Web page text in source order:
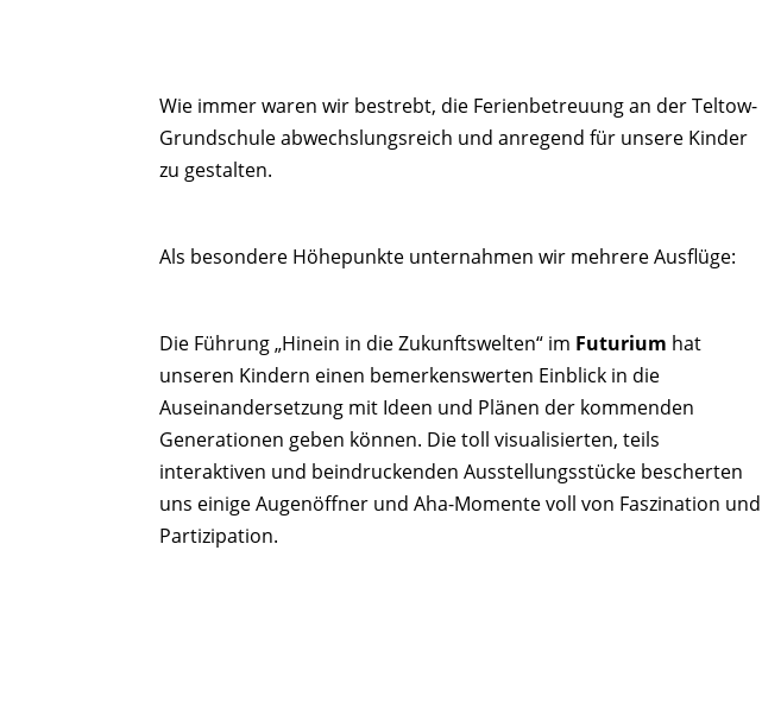
Wie immer waren wir bestrebt, die Ferienbetreuung an der Teltow-
Grundschule abwechslungsreich und anregend für unsere Kinder
zu gestalten.
Als besondere Höhepunkte unternahmen wir mehrere Ausflüge:
Die Führung „Hinein in die Zukunftswelten“ im Futurium hat
unseren Kindern einen bemerkenswerten Einblick in die
Auseinandersetzung mit Ideen und Plänen der kommenden
Generationen geben können. Die toll visualisierten, teils
interaktiven und beindruckenden Ausstellungsstücke bescherten
uns einige Augenöffner und Aha-Momente voll von Faszination und
Partizipation.